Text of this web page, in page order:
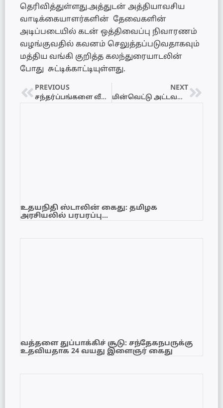
தெரிவித்துள்ளது.அத்துடன் அத்தியாவசிய
வாடிக்கையாளர்களின் தேவைகளின்
அடிப்படையில் கடன் ஒத்திவைப்பு நிவாரணம்
வழங்குவதில் கவனம் செலுத்தப்படுவதாகவும்
மத்திய வங்கி குறித்த கலந்துரையாடலின்
போது சுட்டிக்காட்டியுள்ளது.
PREVIOUS
சந்தர்ப்பங்களை வீணடித்த கூட்டமைப்பு – டக்ளஸ் சாடல்
NEXT
மின்வெட்டு அட்டவணை 27.05.2022 – Power Cut Schedule
உதயநிதி ஸ்டாலின் கைது: தமிழக
அரசியலில் பரபரப்பு…
வத்தளை துப்பாக்கிச் சூடு: சந்தேகநபருக்கு
உதவியதாக 24 வயது இளைஞர் கைது